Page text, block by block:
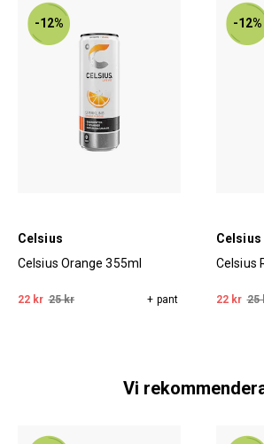
-12%
Celsius
Celsius Orange 355ml
22 kr 25 kr + pant
-12%
Celsius
Celsius
22 kr 25
Vi